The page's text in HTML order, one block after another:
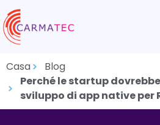
Casa
Blog
Perché le startup
sviluppo di app native per